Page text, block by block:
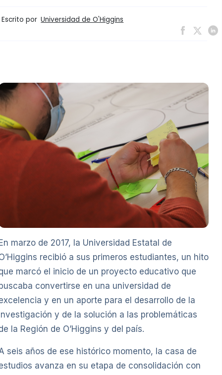
Escrito por Universidad de O'Higgins
marzo de 2017, la Universidad Estatal de
recibió a sus primeros estudiantes, un hito
marcó el inicio de un proyecto educativo que
convertirse en una universidad de
y en un aporte para el desarrollo de la
y de la solución a las problemáticas
la Región de O’Higgins y del país.
seis años de ese histórico momento, la casa de
avanza en su etapa de consolidación con